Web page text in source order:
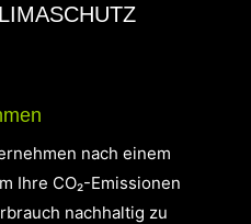
nach einem
Ihre CO₂-Emissionen
nachhaltig zu